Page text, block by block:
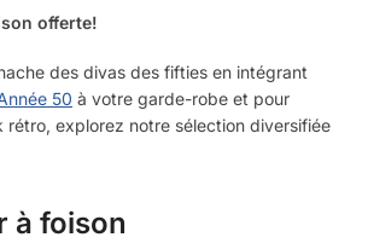
offerte!
des divas des fifties en intégrant
50 à votre garde-robe et pour
rétro, explorez notre sélection diversifiée
à foison